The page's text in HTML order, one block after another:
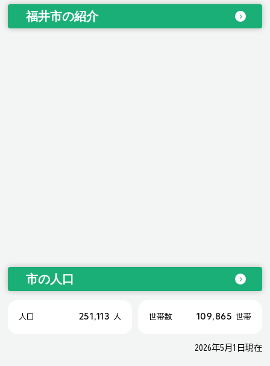
福井市の紹介
市の人口
人口 251,113 人 世帯数 109,865 世帯
2026年5月1日現在